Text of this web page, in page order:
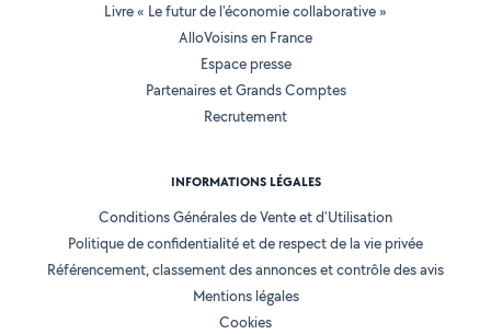
Livre « Le futur de l'économie collaborative »
AlloVoisins en France
Espace presse
Partenaires et Grands Comptes
Recrutement
INFORMATIONS LÉGALES
Conditions Générales de Vente et d'Utilisation
Politique de confidentialité et de respect de la vie privée
Référencement, classement des annonces et contrôle des avis
Mentions légales
Cookies